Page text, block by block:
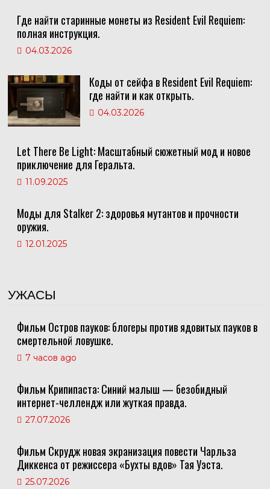
Где найти старинные монеты из Resident Evil Requiem:
полная инструкция.
04.03.2026
Коды от сейфа в Resident Evil Requiem:
где найти и как открыть.
04.03.2026
Let There Be Light: Масштабный сюжетный мод и новое
приключение для Геральта.
11.09.2025
Моды для Stalker 2: здоровья мутантов и прочности
оружия.
12.01.2025
УЖАСЫ
Фильм Остров пауков: блогеры против ядовитых пауков в
смертельной ловушке.
7 часов ago
Фильм Крипипаста: Синий малыш — безобидный
интернет-челлендж или жуткая правда.
27.07.2026
Фильм Скрудж новая экранизация повести Чарльза
Диккенса от режиссера «Бухты вдов» Тая Уэста.
25.07.2026